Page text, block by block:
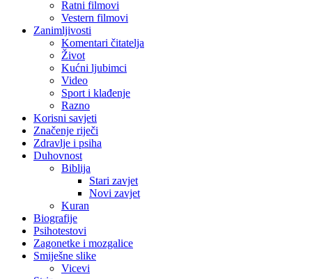
Ratni filmovi
Vestern filmovi
Zanimljivosti
Komentari čitatelja
Život
Kućni ljubimci
Video
Sport i klađenje
Razno
Korisni savjeti
Značenje riječi
Zdravlje i psiha
Duhovnost
Biblija
Stari zavjet
Novi zavjet
Kuran
Biografije
Psihotestovi
Zagonetke i mozgalice
Smiješne slike
Vicevi